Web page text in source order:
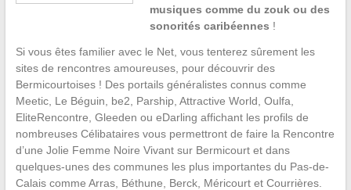
musiques comme du zouk ou des
sonorités caribéennes !
Si vous êtes familier avec le Net, vous tenterez sûrement les
sites de rencontres amoureuses, pour découvrir des
Bermicourtoises ! Des portails généralistes connus comme
Meetic, Le Béguin, be2, Parship, Attractive World, Oulfa,
EliteRencontre, Gleeden ou eDarling affichant les profils de
nombreuses Célibataires vous permettront de faire la Rencontre
d’une Jolie Femme Noire Vivant sur Bermicourt et dans
quelques-unes des communes les plus importantes du Pas-de-
Calais comme Arras, Béthune, Berck, Méricourt et Courrières.